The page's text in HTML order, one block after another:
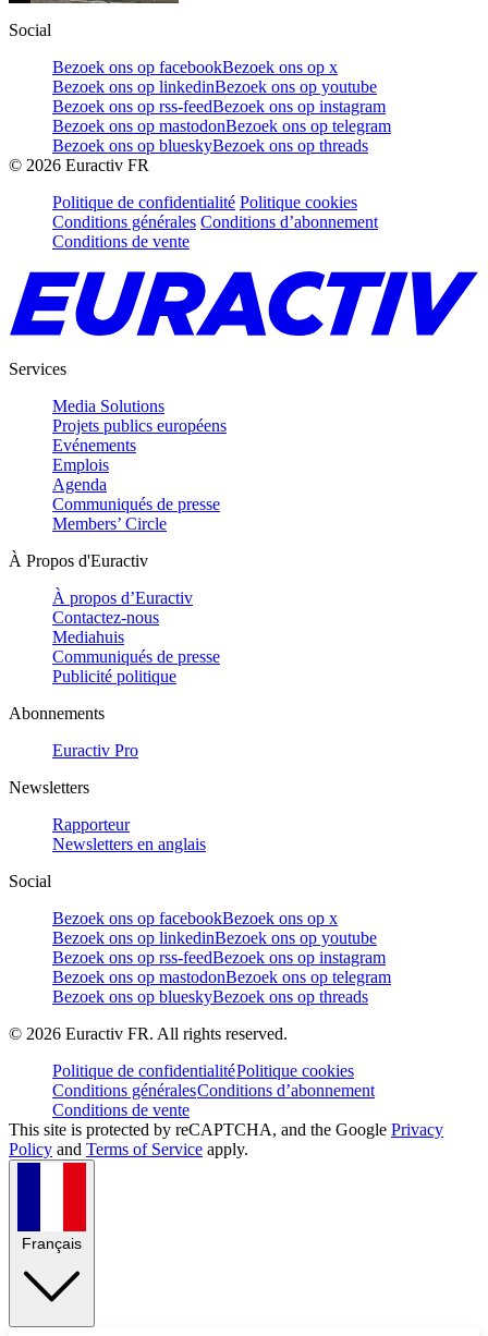
Social
Bezoek ons op facebookBezoek ons op x
Bezoek ons op linkedinBezoek ons op youtube
Bezoek ons op rss-feedBezoek ons op instagram
Bezoek ons op mastodonBezoek ons op telegram
Bezoek ons op blueskyBezoek ons op threads
© 2026 Euractiv FR
Politique de confidentialité Politique cookies
Conditions générales Conditions d’abonnement
Conditions de vente
Services
Media Solutions
Projets publics européens
Evénements
Emplois
Agenda
Communiqués de presse
Members’ Circle
À Propos d'Euractiv
À propos d’Euractiv
Contactez-nous
Mediahuis
Communiqués de presse
Publicité politique
Abonnements
Euractiv Pro
Newsletters
Rapporteur
Newsletters en anglais
Social
Bezoek ons op facebookBezoek ons op x
Bezoek ons op linkedinBezoek ons op youtube
Bezoek ons op rss-feedBezoek ons op instagram
Bezoek ons op mastodonBezoek ons op telegram
Bezoek ons op blueskyBezoek ons op threads
© 2026 Euractiv FR. All rights reserved.
Politique de confidentialitéPolitique cookies
Conditions généralesConditions d’abonnement
Conditions de vente
This site is protected by reCAPTCHA, and the Google Privacy
Policy and Terms of Service apply.
Français